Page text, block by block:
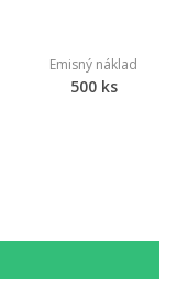
Emisný náklad
500 ks